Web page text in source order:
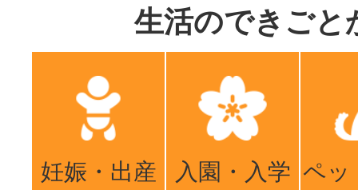
生活のできごと
妊娠・出産 入園・入学 ペッ